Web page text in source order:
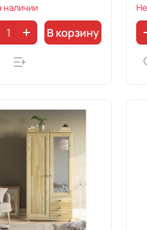
наличии
В корзину